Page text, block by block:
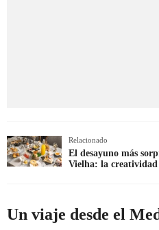
Relacionado
El desayuno más
Vielha: la
Un viaje desde el